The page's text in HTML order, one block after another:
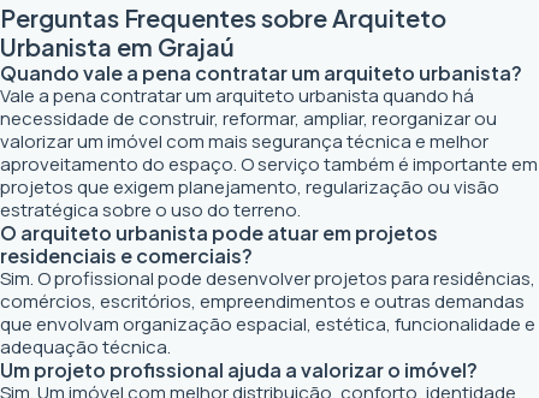
Perguntas Frequentes sobre Arquiteto
Urbanista em Grajaú
Quando vale a pena contratar um arquiteto urbanista?
Vale a pena contratar um arquiteto urbanista quando há
necessidade de construir, reformar, ampliar, reorganizar ou
valorizar um imóvel com mais segurança técnica e melhor
aproveitamento do espaço. O serviço também é importante em
projetos que exigem planejamento, regularização ou visão
estratégica sobre o uso do terreno.
O arquiteto urbanista pode atuar em projetos
residenciais e comerciais?
Sim. O profissional pode desenvolver projetos para residências,
comércios, escritórios, empreendimentos e outras demandas
que envolvam organização espacial, estética, funcionalidade e
adequação técnica.
Um projeto profissional ajuda a valorizar o imóvel?
Sim. Um imóvel com melhor distribuição, conforto, identidade